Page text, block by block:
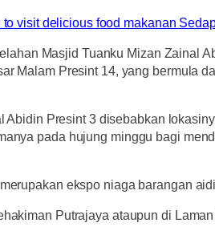
Masjid Tuanku Mizan Zainal
Malam Presint 14, yang bermula
Presint 3 disebabkan
pada hujung minggu bagi
ekspo niaga barangan
Putrajaya ataupun di